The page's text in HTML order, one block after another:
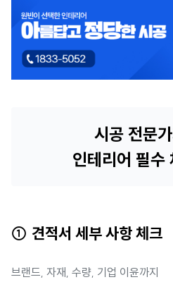
시공 전문
인테리어 필수
① 견적서 세부 사항 체크
브랜드, 자재, 수량, 기업 이윤까지